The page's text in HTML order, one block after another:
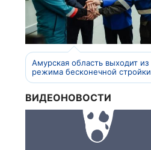
Амурская область выходит из
режима бесконечной стройки
ВИДЕОНОВОСТИ